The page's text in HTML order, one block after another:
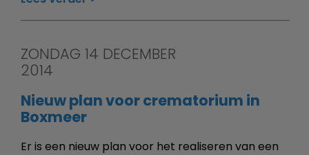
ZONDAG 14 DECEMBER
2014
Nieuw plan voor crematorium in
Boxmeer
Er is een nieuw plan voor het realiseren van een